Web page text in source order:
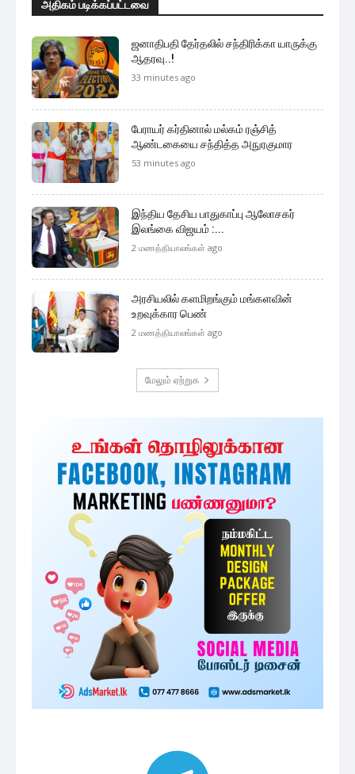
அதிகம் படிக்கப்பட்டவை
ஜனாதிபதி தேர்தலில் சந்திரிக்கா யாருக்கு
ஆதரவு..!
33 minutes ago
பேராயர் கர்தினால் மல்கம் ரஞ்சித்
ஆண்டகையை சந்தித்த அநுரகுமார
53 minutes ago
இந்திய தேசிய பாதுகாப்பு ஆலோசகர்
இலங்கை விஜயம் :...
2 மணத்தியாலங்கள் ago
அரசியலில் களமிறங்கும் மங்களவின்
உறவுக்கார பெண்
2 மணத்தியாலங்கள் ago
மேலும் ஏற்றுக